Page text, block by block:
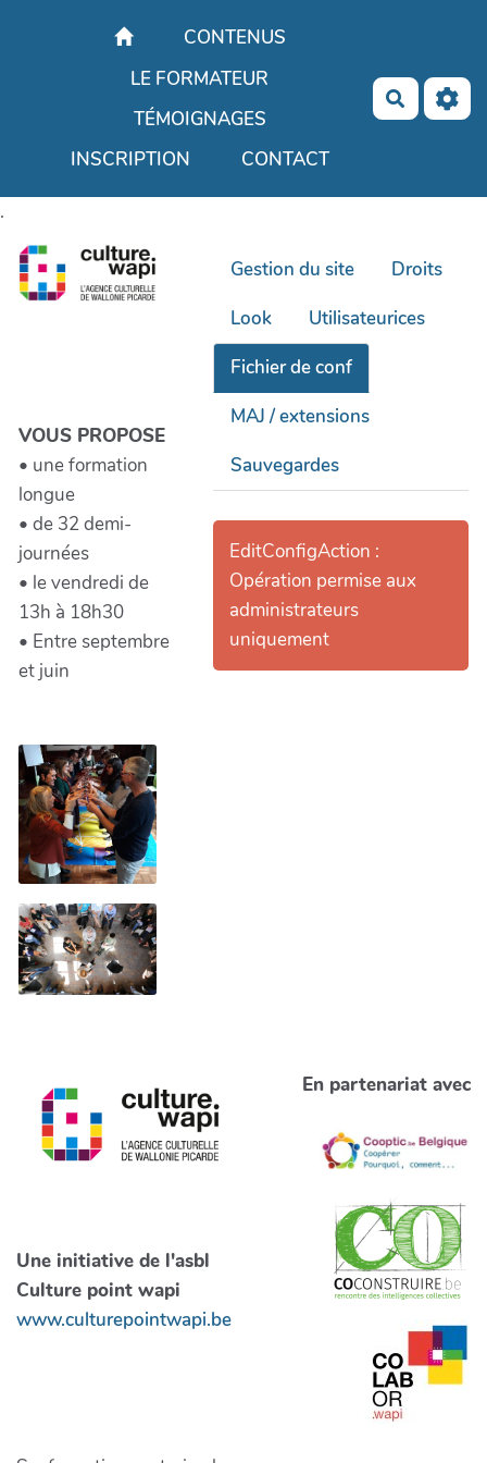
Aller au contenu principalCONTENUS
LE FORMATEUR
TÉMOIGNAGES
INSCRIPTION
CONTACT
.
VOUS PROPOSE
• une formation
longue
• de 32 demi-
journées
• le vendredi de
13h à 18h30
• Entre septembre
et juin
Gestion du site
Droits
Look
Utilisateurices
Fichier de conf
MAJ / extensions
Sauvegardes
EditConfigAction :
Opération permise aux
administrateurs
uniquement
Une initiative de l'asbl
Culture point wapi
www.culturepointwapi.be
En partenariat avec